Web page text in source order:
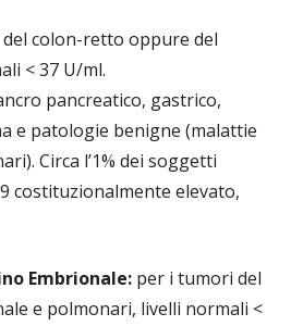
colon-retto oppure del
< 37 U/ml.
pancreatico, gastrico,
e patologie benigne (malattie
Circa l’1% dei soggetti
costituzionalmente elevato,
Embrionale: per i tumori del
e polmonari, livelli normali <